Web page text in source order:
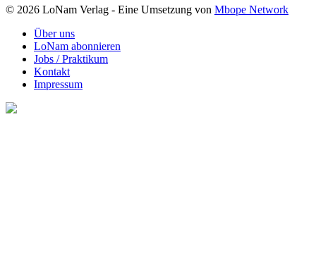
© 2026 LoNam Verlag - Eine Umsetzung von Mbope Network
Über uns
LoNam abonnieren
Jobs / Praktikum
Kontakt
Impressum